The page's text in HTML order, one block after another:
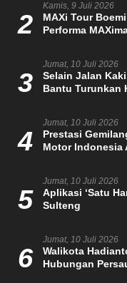
2
Kamis, 9 Juli 2026
MAXi Tour
Performa
3
Jumat, 10 Juli 2026
Selain Jalan
Bantu Turunkan
4
Jumat, 10 Juli 2026
Prestasi
Motor Indonesia
5
Jumat, 10 Juli 2026
Aplikasi ‘Satu
Sulteng
6
Jumat, 10 Juli 2026
Walikota
Hubungan